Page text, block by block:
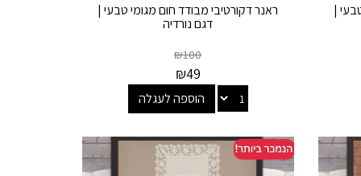
|
ראנר דקורטיבי מבודד חום מגומי טבעי |
דגם נורדיה
₪100
₪49
הוספה לעגלה